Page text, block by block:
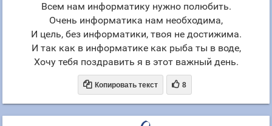
Всем нам информатику нужно полюбить.
Очень информатика нам необходима,
И цель, без информатики, твоя не достижима.
И так как в информатике как рыба ты в воде,
Хочу тебя поздравить я в этот важный день.
 Копировать текст  8